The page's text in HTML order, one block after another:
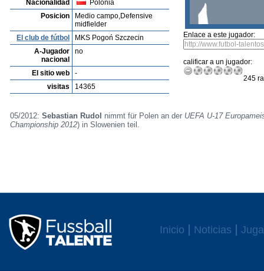
Nacionalidad
Polonia
Posicion
Medio campo,Defensive
midfielder
El club de fútbol
MKS Pogoń Szczecin
A-Jugador
nacional
no
El sitio web
-
visitas
14365
Enlace a este jugador:
calificar a un jugador:
245
05/2012:Sebastian Rudol nimmt für Polen an der UEFA U-17
Championship 2012) in Slowenien teil.
Inicio Noticias